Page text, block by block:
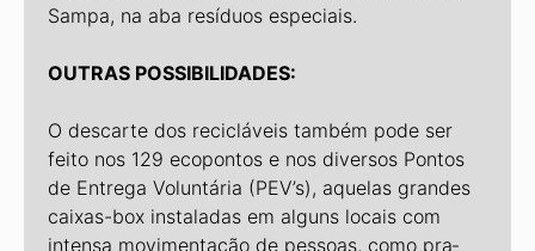
Sampa, na aba resíduos especiais.
OUTRAS POSSIBILIDADES:
O descarte dos recicláveis também pode ser
feito nos 129 ecopontos e nos diversos Pontos
de Entrega Voluntária (PEV’s), aquelas grandes
caixas-box instaladas em alguns locais com
intensa movimentação de pessoas, como pra­